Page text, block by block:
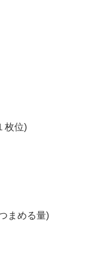
枚位)
まめる量)